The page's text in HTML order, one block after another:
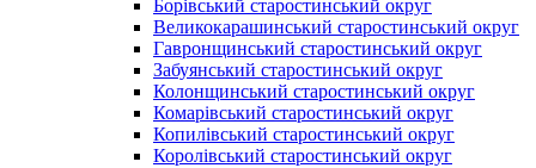
Борівський старостинський округ
Великокарашинський старостинський округ
Гавронщинський старостинський округ
Забуянський старостинський округ
Колонщинський старостинський округ
Комарівський старостинський округ
Копилівський старостинський округ
Королівський старостинський округ